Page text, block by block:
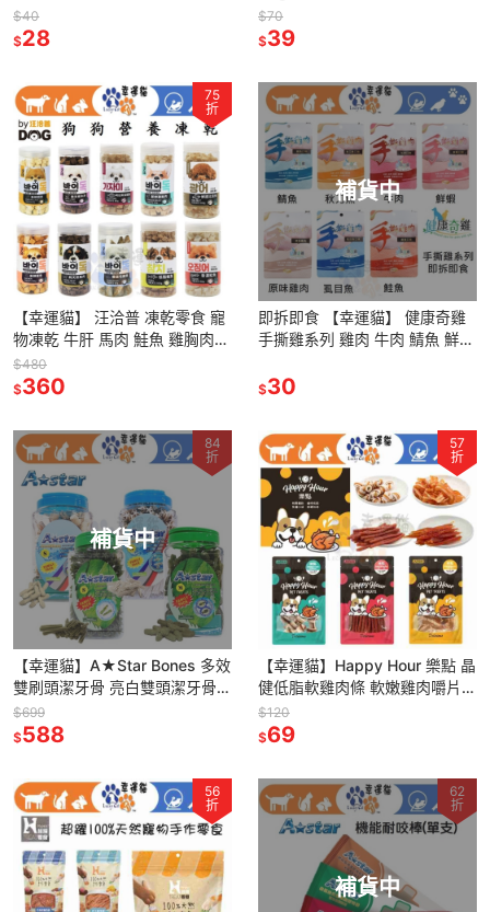
棒棒糖 狗零嘴
$40
$28
牛奶
$70
$39
75
折
【幸運貓】 汪洽普 凍乾零食 寵
物凍乾 牛肝 馬肉 鮭魚 雞胸肉
爆蛋毛鱗魚 鱈魚 比目魚 蝶魚 魷
魚
$480
$360
補貨中
即拆即食 【幸運貓】 健康奇雞
手撕雞系列 雞肉 牛肉 鯖魚 鮮蝦
零嘴
$30
補貨中
84
折
【幸運貓】A★Star Bones 多效
雙刷頭潔牙骨 亮白雙頭潔牙骨
家庭號桶裝 潔牙骨 AB-111
$699
$588
57
折
【幸運貓】Happy Hour 樂點 晶
健低脂軟雞肉條 軟嫩雞肉嚼片
雞肉螺旋捲培根風味 狗零嘴 寵
物零嘴
$120
$69
56
折
補貨中
62
折